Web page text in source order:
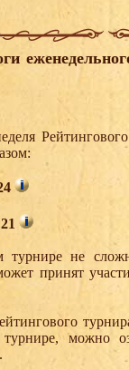
21
турнире не
принят
можно